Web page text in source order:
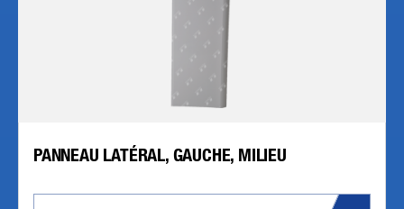
PANNEAU LATÉRAL, GAUCHE, MILIEU